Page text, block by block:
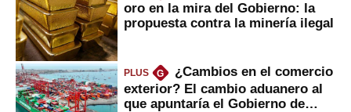
oro en la mira del Gobierno: la
propuesta contra la minería ilegal
PLUS G
¿Cambios en el comercio
exterior? El cambio aduanero al
que apuntaría el Gobierno de